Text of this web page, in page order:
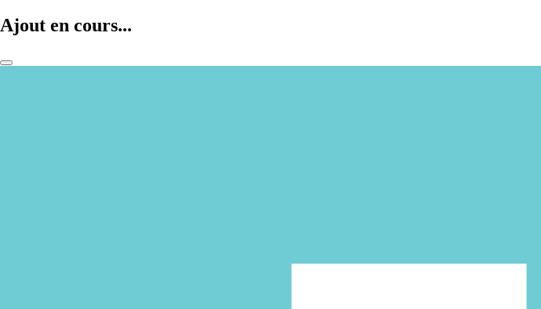
Ajout en cours...